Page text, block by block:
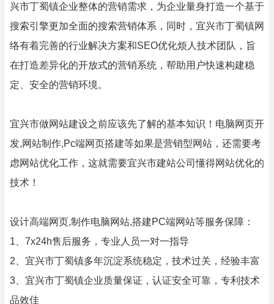
兴市丁蜀镇企业整体的营销需求，为企业量身打造一个基于
搜索引擎更加全面的搜索营销体系，同时，宜兴市丁蜀镇网
络有着完善的行业解决方案和SEO优化烦人技术团队，旨
在打造差异化的开放式的营销系统，帮助用户快速构建稳
定、安全的营销环境。
宜兴市做网站建设之前应该先了解的基本知识！电脑网页开
发,网站制作,Pc端网页搭建等如果是营销型网站，还需要考
虑网站优化工作，这就需要宜兴市建站公司懂得网站优化的
技术！
设计高端网页,制作电脑网站,搭建PC端网站等服务保障：
1、7x24h售后服务，专业人员一对一指导
2、宜兴市丁蜀镇多年沉淀系统稳定，技术过关，经验丰富
3、宜兴市丁蜀镇企业质量保证，认证安全可靠，专利技术
品效佳